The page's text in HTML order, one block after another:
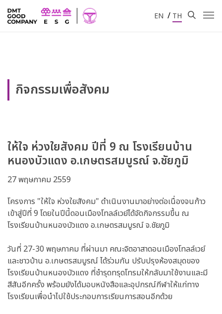
EN / TH
กิจกรรมเพื่อสังคม
ให้ใจ ห่วงใยสังคม ปีที่ 9 ณ โรงเรียนบ้าน
หนองบัวแดง อ.เกษตรสมบูรณ์ จ.ชัยภูมิ
27 พฤษภาคม 2559
โครงการ "ให้ใจ ห่วงใยสังคม" ดำเนินงานมาอย่างต่อเนื่องจนก้าว
เข้าสู่ปีที่ 9 โดยในปีนี้ดอนเมืองโทลล์เวย์ได้จัดกิจกรรมขึ้น ณ
โรงเรียนบ้านหนองบัวแดง อ.เกษตรสมบูรณ์ จ.ชัยภูมิ
วันที่ 27-30 พฤษภาคม ที่ผ่านมา คณะจิตอาสาดอนเมืองโทลล์เวย์
และชาวบ้าน อ.เกษตรสมบูรณ์ ได้ร่วมกัน ปรับปรุงห้องสมุดของ
โรงเรียนบ้านหนองบัวแดง ที่ชำรุดทรุดโทรมให้กลับมาใช้งานและมี
สีสันอีกครั้ง พร้อมยังได้มอบหนังสือและอุปกรณ์กีฬาให้แก่ทาง
โรงเรียนเพื่อนำไปใช้ประกอบการเรียนการสอนอีกด้วย